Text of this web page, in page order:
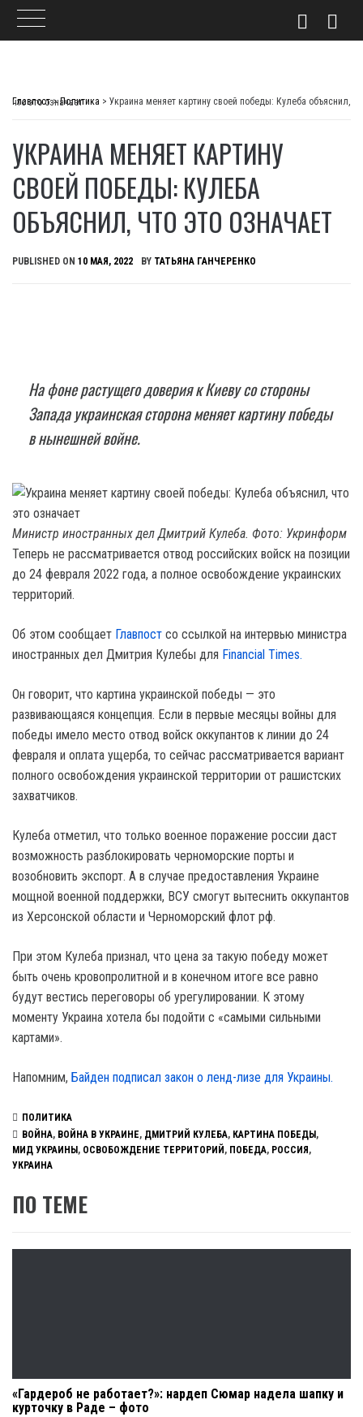
Главпост>Политика >
Украина меняет картину своей победы: Кулеба объяснил, что это означает
УКРАИНА МЕНЯЕТ КАРТИНУ
СВОЕЙ ПОБЕДЫ: КУЛЕБА
ОБЪЯСНИЛ, ЧТО ЭТО ОЗНАЧАЕТ
PUBLISHED ON 10 МАЯ, 2022 BY ТАТЬЯНА ГАНЧЕРЕНКО
На фоне растущего доверия к Киеву со стороны
Запада украинская сторона меняет картину победы
в нынешней войне.
Министр иностранных дел Дмитрий Кулеба. Фото: Укринформ
Теперь не рассматривается отвод российских войск на позиции
до 24 февраля 2022 года, а полное освобождение украинских
территорий.
Об этом сообщает Главпост со ссылкой на интервью министра
иностранных дел Дмитрия Кулебы для Financial Times.
Он говорит, что картина украинской победы — это
развивающаяся концепция. Если в первые месяцы войны для
победы имело место отвод войск оккупантов к линии до 24
февраля и оплата ущерба, то сейчас рассматривается вариант
полного освобождения украинской территории от рашистских
захватчиков.
Кулеба отметил, что только военное поражение россии даст
возможность разблокировать черноморские порты и
возобновить экспорт. А в случае предоставления Украине
мощной военной поддержки, ВСУ смогут вытеснить оккупантов
из Херсонской области и Черноморский флот рф.
При этом Кулеба признал, что цена за такую победу может
быть очень кровопролитной и в конечном итоге все равно
будут вестись переговоры об урегулировании. К этому
моменту Украина хотела бы подойти с «самыми сильными
картами».
Напомним, Байден подписал закон о ленд-лизе для Украины.
ПОЛИТИКА
ВОЙНА, ВОЙНА В УКРАИНЕ, ДМИТРИЙ КУЛЕБА, КАРТИНА ПОБЕДЫ ,
МИД УКРАИНЫ , ОСВОБОЖДЕНИЕ ТЕРРИТОРИЙ , ПОБЕДА, РОССИЯ ,
УКРАИНА
ПО ТЕМЕ
«Гардероб не работает?»: нардеп Сюмар надела шапку и
курточку в Раде – фото